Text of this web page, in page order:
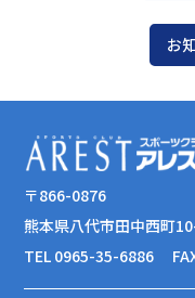
お
〒866-0876
熊本県八代市田中西町
TEL 0965-35-6886